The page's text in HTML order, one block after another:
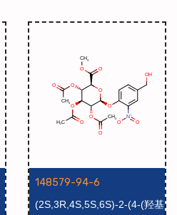
148579-94-6
(2S,3R,4S,5S,6S)-2-(4-(羟基